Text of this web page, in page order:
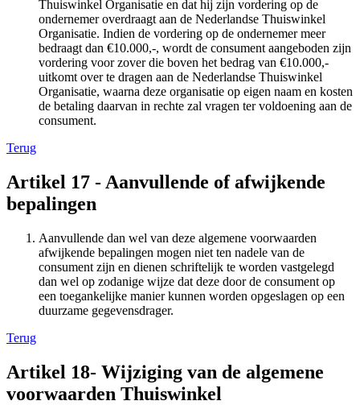
Thuiswinkel Organisatie en dat hij zijn vordering op de
ondernemer overdraagt aan de Nederlandse Thuiswinkel
Organisatie. Indien de vordering op de ondernemer meer
bedraagt dan €10.000,-, wordt de consument aangeboden zijn
vordering voor zover die boven het bedrag van €10.000,-
uitkomt over te dragen aan de Nederlandse Thuiswinkel
Organisatie, waarna deze organisatie op eigen naam en kosten
de betaling daarvan in rechte zal vragen ter voldoening aan de
consument.
Terug
Artikel 17 - Aanvullende of afwijkende
bepalingen
Aanvullende dan wel van deze algemene voorwaarden
afwijkende bepalingen mogen niet ten nadele van de
consument zijn en dienen schriftelijk te worden vastgelegd
dan wel op zodanige wijze dat deze door de consument op
een toegankelijke manier kunnen worden opgeslagen op een
duurzame gegevensdrager.
Terug
Artikel 18- Wijziging van de algemene
voorwaarden Thuiswinkel